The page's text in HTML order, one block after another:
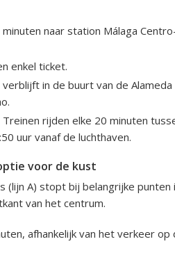
naar station Málaga
enkel ticket.
verblijft in de buurt van de Alameda
Treinen rijden elke 20 minuten
uur vanaf de luchthaven.
voor de kust
(lijn A) stopt bij belangrijke punten
van het centrum.
afhankelijk van het verkeer op